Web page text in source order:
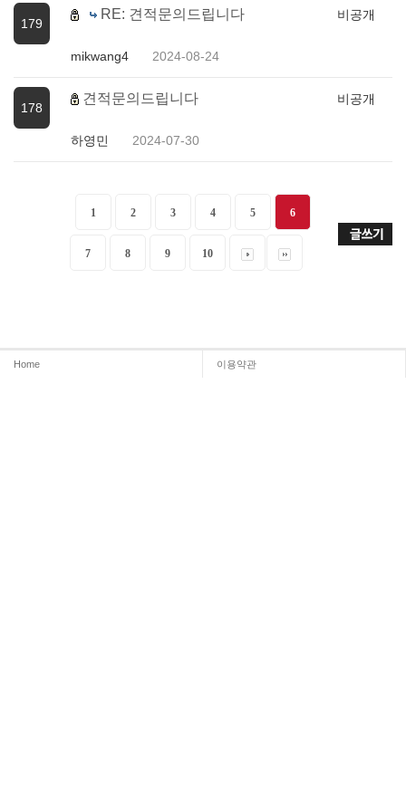
179
RE: 견적문의드립니다
mikwang4 2024-08-24
비공개
178
견적문의드립니다
하영민 2024-07-30
비공개
1 2 3 4 5 6
7 8 9 10
Home 이용약관